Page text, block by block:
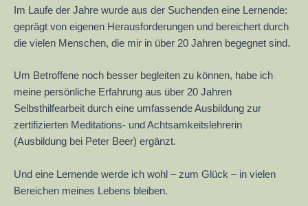
Im Laufe der Jahre wurde aus der Suchenden eine Lernende:
geprägt von eigenen Herausforderungen und bereichert durch
die vielen Menschen, die mir in über 20 Jahren begegnet sind.
Um Betroffene noch besser begleiten zu können, habe ich
meine persönliche Erfahrung aus über 20 Jahren
Selbsthilfearbeit durch eine umfassende Ausbildung zur
zertifizierten Meditations- und Achtsamkeitslehrerin
(Ausbildung bei Peter Beer) ergänzt.
Und eine Lernende werde ich wohl – zum Glück – in vielen
Bereichen meines Lebens bleiben.